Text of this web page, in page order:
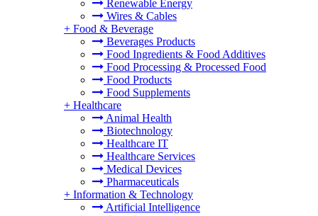
Renewable Energy
Wires & Cables
+ Food & Beverage
Beverages Products
Food Ingredients & Food Additives
Food Processing & Processed Food
Food Products
Food Supplements
+ Healthcare
Animal Health
Biotechnology
Healthcare IT
Healthcare Services
Medical Devices
Pharmaceuticals
+ Information & Technology
Artificial Intelligence